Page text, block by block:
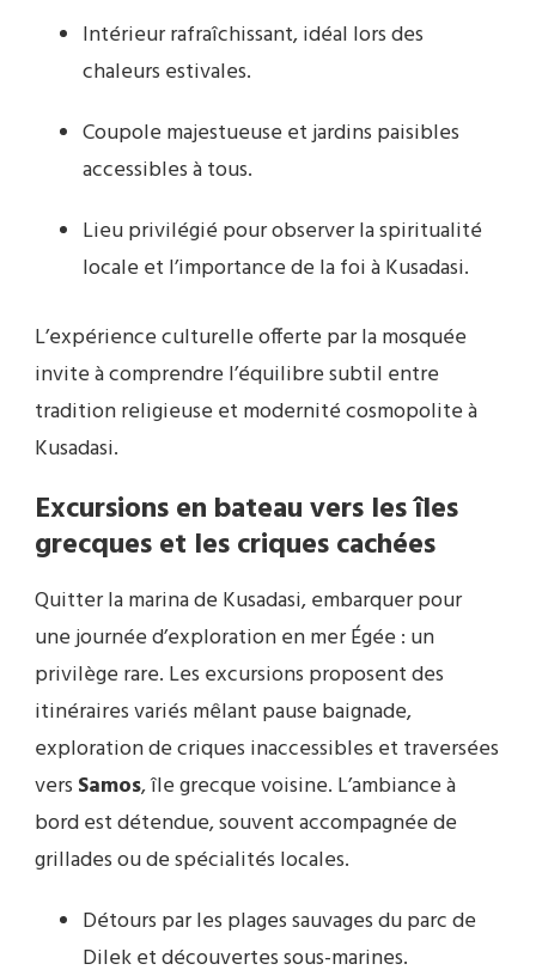
Intérieur rafraîchissant, idéal lors des
chaleurs estivales.
Coupole majestueuse et jardins paisibles
accessibles à tous.
Lieu privilégié pour observer la spiritualité
locale et l’importance de la foi à Kusadasi.
L’expérience culturelle offerte par la mosquée
invite à comprendre l’équilibre subtil entre
tradition religieuse et modernité cosmopolite à
Kusadasi.
Excursions en bateau vers les îles
grecques et les criques cachées
Quitter la marina de Kusadasi, embarquer pour
une journée d’exploration en mer Égée : un
privilège rare. Les excursions proposent des
itinéraires variés mêlant pause baignade,
exploration de criques inaccessibles et traversées
vers Samos, île grecque voisine. L’ambiance à
bord est détendue, souvent accompagnée de
grillades ou de spécialités locales.
Détours par les plages sauvages du parc de
Dilek et découvertes sous-marines.